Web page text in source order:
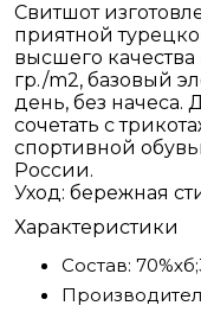
Свитшот
приятной
высшего
гр./m2, базовый
день, без
сочетать с
спортивной
России.
Уход: бережная
Характеристики
Состав: